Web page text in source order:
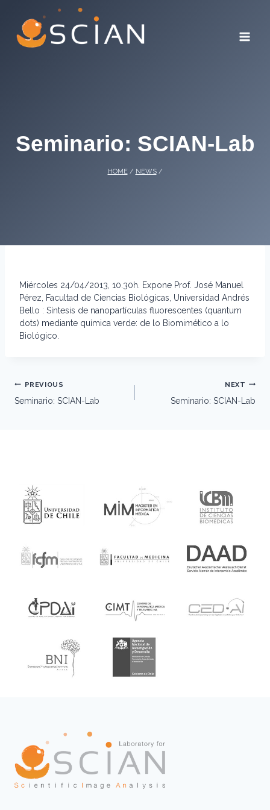
content
Seminario: SCIAN-Lab
HOME / NEWS /
Miércoles 24/04/2013, 10.30h. Expone Prof. José Manuel
Pérez, Facultad de Ciencias Biológicas, Universidad Andrés
Bello : Síntesis de nanopartículas fluorescentes (quantum
dots) mediante química verde: de lo Biomimético a lo
Biológico.
Post
navigation
PREVIOUS
Seminario: SCIAN-Lab
NEXT
Seminario: SCIAN-Lab